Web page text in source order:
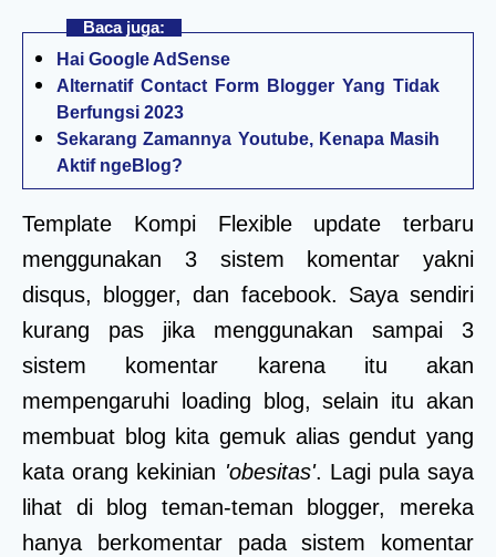
Baca juga:
Hai Google AdSense
Alternatif Contact Form Blogger Yang Tidak
Berfungsi 2023
Sekarang Zamannya Youtube, Kenapa Masih
Aktif ngeBlog?
Template Kompi Flexible update terbaru
menggunakan 3 sistem komentar yakni
disqus, blogger, dan facebook. Saya sendiri
kurang pas jika menggunakan sampai 3
sistem komentar karena itu akan
mempengaruhi loading blog, selain itu akan
membuat blog kita gemuk alias gendut yang
kata orang kekinian 'obesitas'. Lagi pula saya
lihat di blog teman-teman blogger, mereka
hanya berkomentar pada sistem komentar